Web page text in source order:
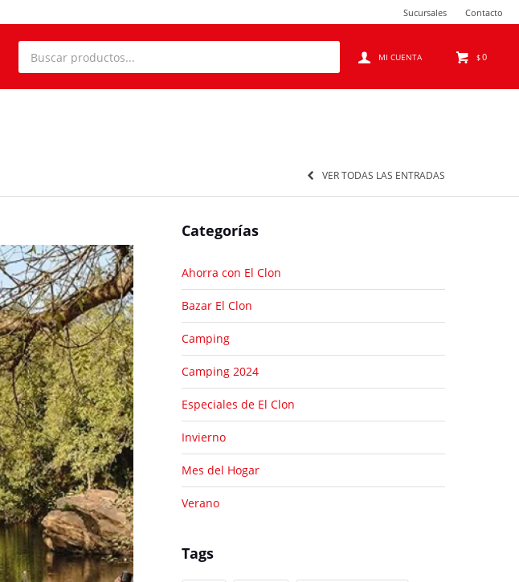
$0
Sucursales Contacto
VER TODAS LAS ENTRADAS
Categorías
Ahorra con El Clon
Bazar El Clon
Camping
Camping 2024
Especiales de El Clon
Invierno
Mes del Hogar
Verano
Tags